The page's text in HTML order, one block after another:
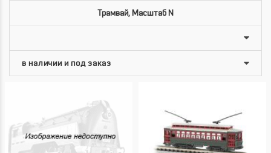
Трамвай, Масштаб N